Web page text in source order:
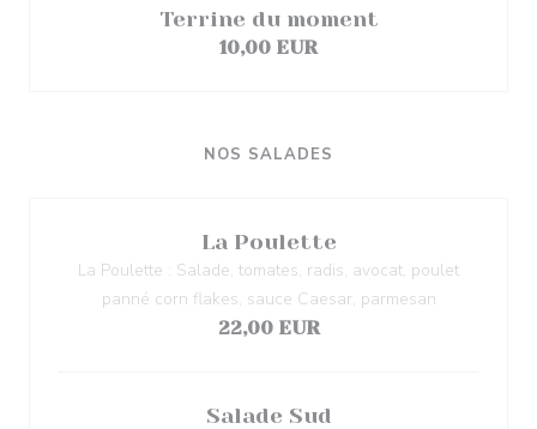
Terrine du moment
10,00 EUR
NOS SALADES
La Poulette
La Poulette : Salade, tomates, radis, avocat, poulet
panné corn flakes, sauce Caesar, parmesan
22,00 EUR
Salade Sud